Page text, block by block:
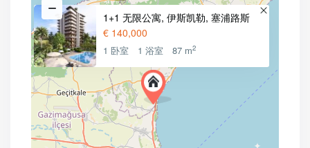
1+1 无限公寓, 伊斯凯勒, 塞浦路斯
€ 140,000
1 卧室 1 浴室 87 m2